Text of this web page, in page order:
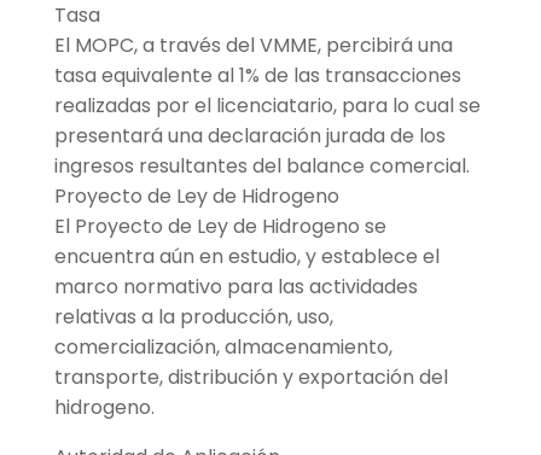
Tasa
El MOPC, a través del VMME, percibirá una
tasa equivalente al 1% de las transacciones
realizadas por el licenciatario, para lo cual se
presentará una declaración jurada de los
ingresos resultantes del balance comercial.
Proyecto de Ley de Hidrogeno
El Proyecto de Ley de Hidrogeno se
encuentra aún en estudio, y establece el
marco normativo para las actividades
relativas a la producción, uso,
comercialización, almacenamiento,
transporte, distribución y exportación del
hidrogeno.